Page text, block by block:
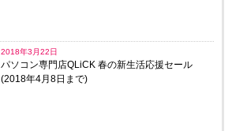
2018年3月22日
パソコン専門店QLiCK 春の新生活応援セール
(2018年4月8日まで)